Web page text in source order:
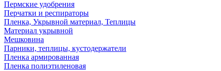
Пермские удобрения
Перчатки и респираторы
Пленка, Укрывной материал, Теплицы
Материал укрывной
Мешковина
Парники, теплицы, кустодержатели
Пленка армированная
Пленка полиэтиленовая